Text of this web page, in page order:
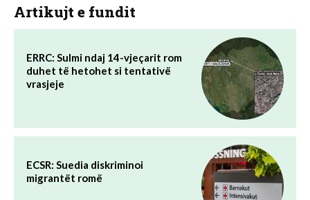
Artikujt e fundit
ERRC: Sulmi ndaj 14-vjeçarit rom
duhet të hetohet si tentativë
vrasjeje
ECSR: Suedia diskriminoi
migrantët romë